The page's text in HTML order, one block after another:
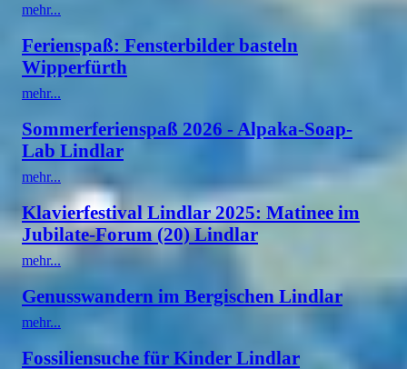
mehr...
Ferienspaß: Fensterbilder basteln
Wipperfürth
mehr...
Sommerferienspaß 2026 - Alpaka-Soap-
Lab Lindlar
mehr...
Klavierfestival Lindlar 2025: Matinee im
Jubilate-Forum (20) Lindlar
mehr...
Genusswandern im Bergischen Lindlar
mehr...
Fossiliensuche für Kinder Lindlar